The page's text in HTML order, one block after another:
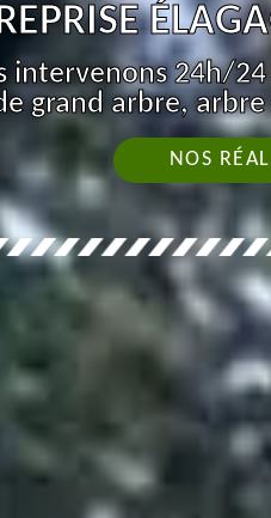
intervenons 24h/
grand arbre,
NOS